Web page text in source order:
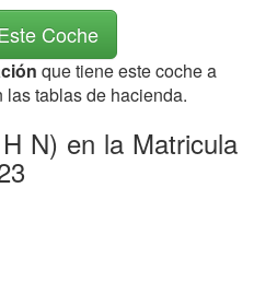
Coche
que tiene este coche a
tablas de hacienda.
N) en la Matricula